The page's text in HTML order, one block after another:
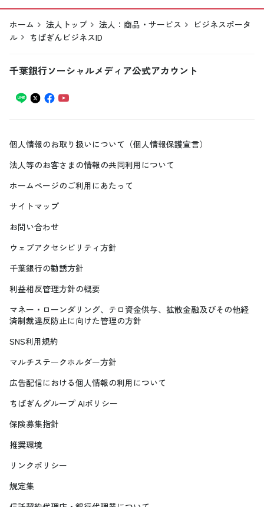
ホーム 法人トップ 法人：商品・サービス
ビジネスポータ
ル
ちばぎんビジネスID
千葉銀行ソーシャルメディア公式アカウント
個人情報のお取り扱いについて（個人情報保護宣言）
法人等のお客さまの情報の共同利用について
ホームページのご利用にあたって
サイトマップ
お問い合わせ
ウェブアクセシビリティ方針
千葉銀行の勧誘方針
利益相反管理方針の概要
マネー・ローンダリング、テロ資金供与、拡散金融及びその他経
済制裁違反防止に向けた管理の方針
SNS利用規約
マルチステークホルダー方針
広告配信における個人情報の利用について
ちばぎんグループ AIポリシー
保険募集指針
推奨環境
リンクポリシー
規定集